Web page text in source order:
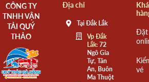
CÔNG TY
TNHH VẬN
TẢI QUÝ
THẢO
Địa chỉ
Tại Đắk Lắk
Vp Đắk
Lắk:72
Ngô Gia
Tự, Tân
An, Buôn
Ma Thuột
Đặt
vé